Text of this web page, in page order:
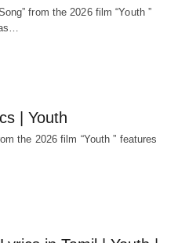
from the 2026 film “Youth ”
| Youth
the 2026 film “Youth ” features